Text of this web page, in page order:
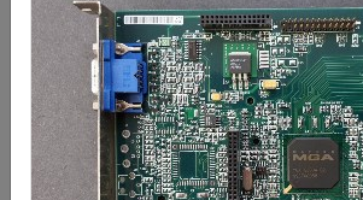
Disc Changer
€ 8795,00